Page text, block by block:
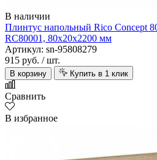
В наличии
Плинтус напольный Rico Concept
RC80001, 80х20х2200 мм
Артикул: sn-95808279
915 руб. / шт.
В корзину Купить в 1 клик
Сравнить
В избранное